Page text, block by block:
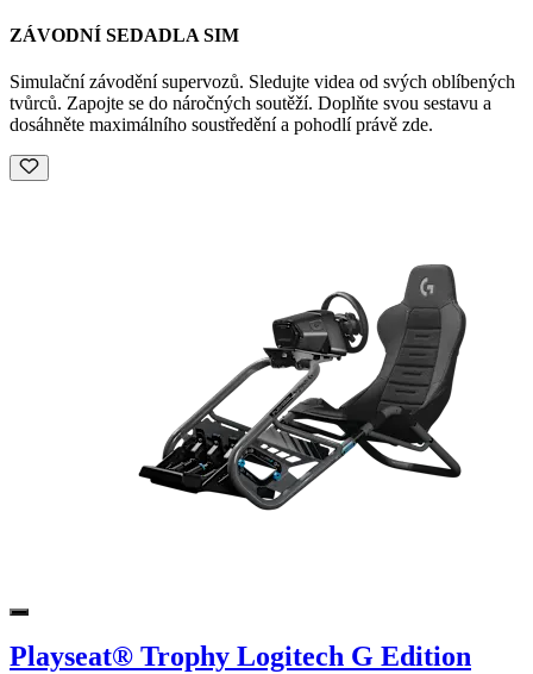
ZÁVODNÍ SEDADLA SIM
Simulační závodění supervozů. Sledujte videa od svých oblíbených
tvůrců. Zapojte se do náročných soutěží. Doplňte svou sestavu a
dosáhněte maximálního soustředění a pohodlí právě zde.
Playseat® Trophy Logitech G Edition